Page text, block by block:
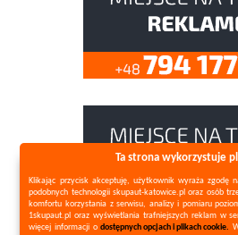
Ta strona wykorzystuje
Klikając przycisk akceptuję, użytkownik wyraża zgodę
podobnych technologii skupaut-katowice.pl oraz osób
komfortu korzystania z serwisu, analizy i pomiaru
1skupaut.pl oraz wyświetlania trafniejszych reklam w
więcej informacji odostępnych opcjach i plikach cookie.